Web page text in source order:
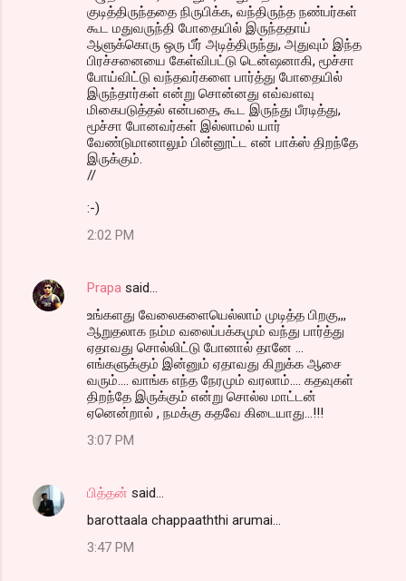
குடித்திருந்ததை நிருபிக்க, வந்திருந்த நண்பர்கள்
கூட மதுவருந்தி போதையில் இருந்ததாய்
ஆளுக்கொரு ஒரு பீர் அடித்திருந்து, அதுவும் இந்த
பிரச்சனையை கேள்விபட்டு டென்ஷனாகி, மூச்சா
போய்விட்டு வந்தவர்களை பார்த்து போதையில்
இருந்தார்கள் என்று சொன்னது எவ்வளவு
மிகைபடுத்தல் என்பதை, கூட இருந்து பீரடித்து,
மூச்சா போனவர்கள் இல்லாமல் யார்
வேண்டுமானாலும் பின்னூட்ட என் பாக்ஸ் திறந்தே
இருக்கும்.
//
:-)
2:02 PM
Prapa said…
உங்களது வேலைகளையெல்லாம் முடித்த பிறகு,,,
ஆறுதலாக நம்ம வலைப்பக்கமும் வந்து பார்த்து
ஏதாவது சொல்லிட்டு போனால் தானே ...
எங்களுக்கும் இன்னும் ஏதாவது கிறுக்க ஆசை
வரும்.... வாங்க எந்த நேரமும் வரலாம்.... கதவுகள்
திறந்தே இருக்கும் என்று சொல்ல மாட்டன்
ஏனென்றால் , நமக்கு கதவே கிடையாது...!!!
3:07 PM
பித்தன் said…
barottaala chappaaththi arumai...
3:47 PM